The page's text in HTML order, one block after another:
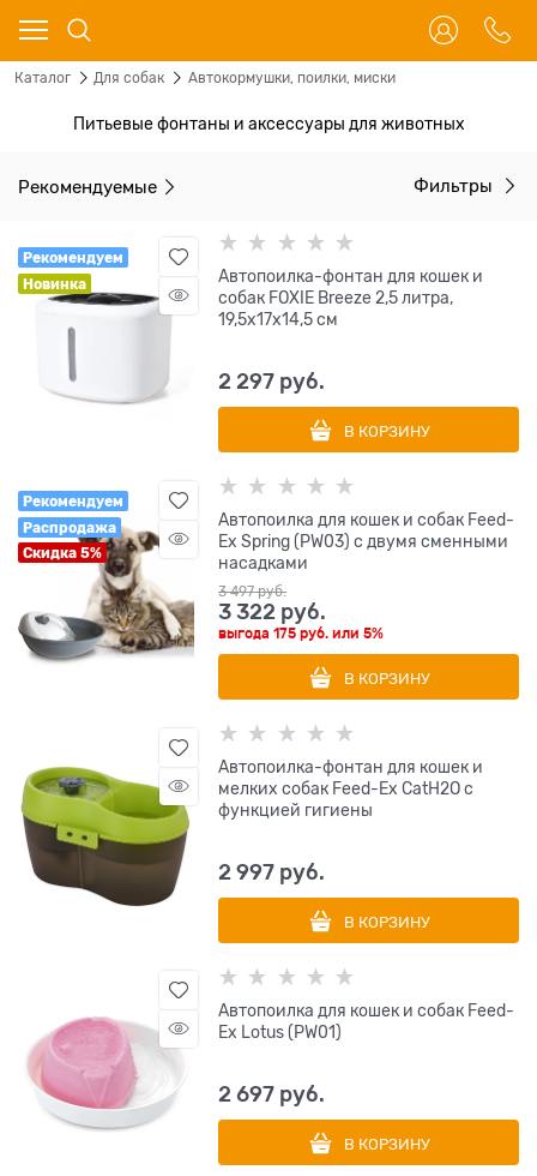
Каталог Для собак Автокормушки, поилки, миски
Питьевые фонтаны и аксессуары для животных
Рекомендуемые Фильтры
Рекомендуем
Новинка
Автопоилка-фонтан для кошек и
собак FOXIE Breeze 2,5 литра,
19,5х17х14,5 см
2 297 руб.
В КОРЗИНУ
Рекомендуем
Распродажа
Скидка 5%
Автопоилка для кошек и собак Feed-
Ex Spring (PW03) с двумя сменными
насадками
3 497 руб.
3 322 руб.
выгода175 руб. или5%
В КОРЗИНУ
Автопоилка-фонтан для кошек и
мелких собак Feed-Ex CatH2O с
функцией гигиены
2 997 руб.
В КОРЗИНУ
Автопоилка для кошек и собак Feed-
Ex Lotus (PW01)
2 697 руб.
В КОРЗИНУ